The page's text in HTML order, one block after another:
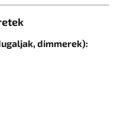
dimmerek):